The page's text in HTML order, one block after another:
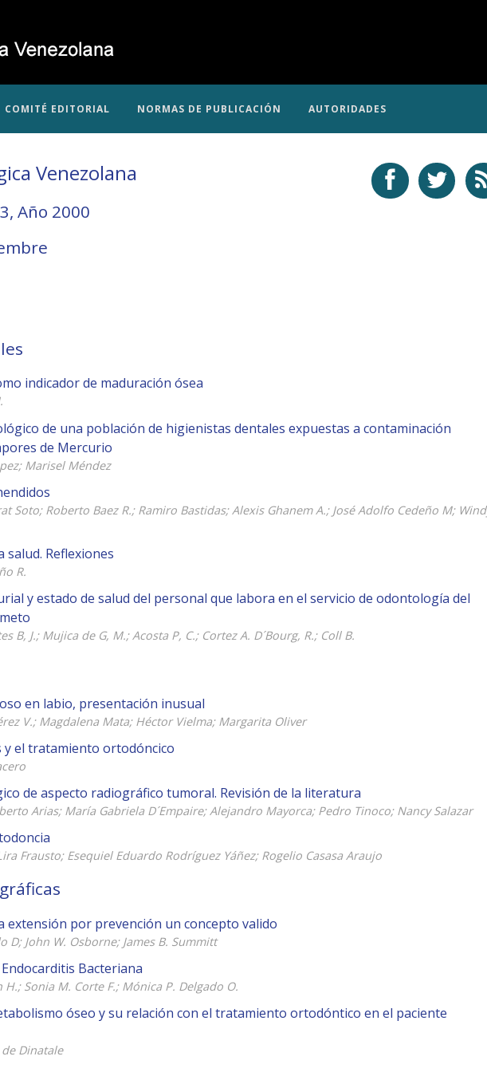
COMITÉ EDITORIAL NORMAS DE PUBLICACIÓN AUTORIDADES
Venezolana
Año 2000
indicador de maduración ósea
de una población de higienistas dentales expuestas a contaminación
de Mercurio
Marisel Méndez
Soto; Roberto Baez R.; Ramiro Bastidas; Alexis Ghanem A.; José Adolfo Cedeño M;
salud. Reflexiones
R.
y estado de salud del personal que labora en el servicio de odontología del
B, J.; Mujica de G, M.; Acosta P, C.; Cortez A. D´Bourg, R.; Coll B.
en labio, presentación inusual
V.; Magdalena Mata; Héctor Vielma; Margarita Oliver
y el tratamiento ortodóncico
de aspecto radiográfico tumoral. Revisión de la literatura
Arias; María Gabriela D´Empaire; Alejandro Mayorca; Pedro Tinoco; Nancy Salazar
Frausto; Esequiel Eduardo Rodríguez Yáñez; Rogelio Casasa Araujo
extensión por prevención un concepto valido
D; John W. Osborne; James B. Summitt
Bacteriana
H.; Sonia M. Corte F.; Mónica P. Delgado O.
óseo y su relación con el tratamiento ortodóntico en el paciente
Dinatale